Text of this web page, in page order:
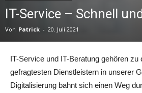
IT-Service – Schnell
Von Patrick - 20. Juli 2021
IT-Service und IT-Beratung gehören zu
gefragtesten Dienstleistern in unserer
Digitalisierung bahnt sich einen Weg